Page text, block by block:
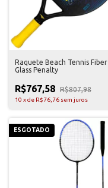
Raquete Beach Tennis Fiber
Glass Penalty
R$767,58 R$807,98
10 xde R$76,76 sem juros
ESGOTADO